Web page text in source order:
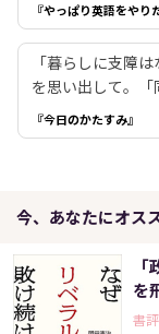
『やっぱり英語をやり
「暮らしに支障
を思い出して。「
『今日のかたすみ』
今、あなたにオス
を
書評